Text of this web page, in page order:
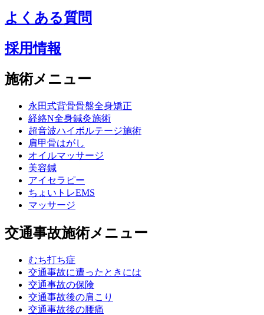
よくある質問
採用情報
施術メニュー
永田式背骨骨盤全身矯正
経絡N全身鍼灸施術
超音波ハイボルテージ施術
肩甲骨はがし
オイルマッサージ
美容鍼
アイセラピー
ちょいトレEMS
マッサージ
交通事故施術メニュー
むち打ち症
交通事故に遭ったときには
交通事故の保険
交通事故後の肩こり
交通事故後の腰痛